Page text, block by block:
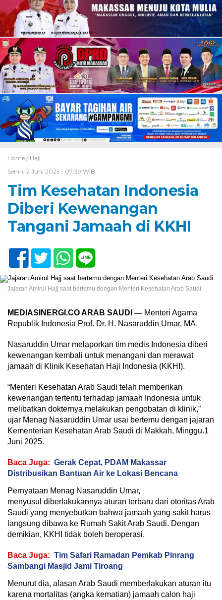
Home / Haji
Senin, 2 Juni 2025 - 07:39 WIB
Tim Kesehatan Indonesia
Diberi Kewenangan
Tangani Jamaah di KKHI
Jajaran Amirul Hajj saat bertemu dengan Menteri Kesehatan Arab Saudi
MEDIASINERGI.CO ARAB SAUDI — Menteri Agama
Republik Indonesia Prof. Dr. H. Nasaruddin Umar, MA.
Nasaruddin Umar melaporkan tim medis Indonesia diberi
kewenangan kembali untuk menangani dan merawat
jamaah di Klinik Kesehatan Haji Indonesia (KKHI).
“Menteri Kesehatan Arab Saudi telah memberikan
kewenangan tertentu terhadap jamaah Indonesia untuk
melibatkan dokternya melakukan pengobatan di klinik,”
ujar Menag Nasaruddin Umar usai bertemu dengan jajaran
Kementerian Kesehatan Arab Saudi di Makkah, Minggu.1
Juni 2025.
Baca Juga: Gerak Cepat, PDAM Makassar
Distribusikan Bantuan Air ke Lokasi Bencana
Pernyataan Menag Nasaruddin Umar,
menyusul diberlakukannya aturan terbaru dari otoritas Arab
Saudi yang menyebutkan bahwa jamaah yang sakit harus
langsung dibawa ke Rumah Sakit Arab Saudi. Dengan
demikian, KKHI tidak boleh beroperasi.
Baca Juga: Tim Safari Ramadan Pemkab Pinrang
Sambangi Masjid Jami Tiroang
Menurut dia, alasan Arab Saudi memberlakukan aturan itu
karena mortalitas (angka kematian) jamaah calon haji